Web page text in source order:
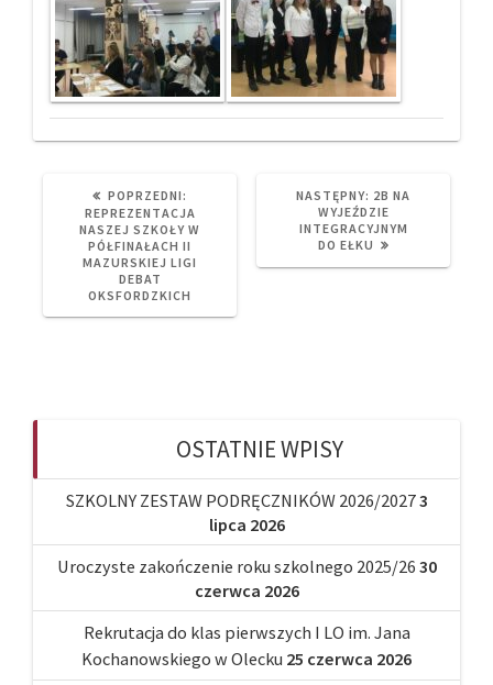
POPRZEDNI:
POST:
REPREZENTACJA
NASZEJ SZKOŁY W
PÓŁFINAŁACH II
MAZURSKIEJ LIGI
DEBAT
OKSFORDZKICH
NASTĘPNY: NEXT
POST:
2B NA
WYJEŹDZIE
INTEGRACYJNYM
DO EŁKU
OSTATNIE WPISY
SZKOLNY ZESTAW PODRĘCZNIKÓW 2026/20273
lipca 2026
Uroczyste zakończenie roku szkolnego 2025/26 30
czerwca 2026
Rekrutacja do klas pierwszych I LO im. Jana
Kochanowskiego w Olecku 25 czerwca 2026